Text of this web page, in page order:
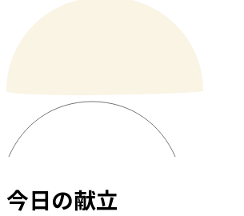
今日の献立